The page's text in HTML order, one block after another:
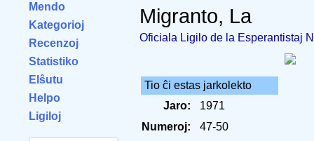
Mendo
Kategorioj
Recenzoj
Statistiko
Elŝutu
Helpo
Ligiloj
Migranto, La
Oficiala Ligilo de la Esperantistaj
Tio ĉi estas jarkolekto
Jaro:
1971
Numeroj:
47-50